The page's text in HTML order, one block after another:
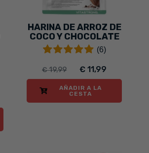
HARINA DE ARROZ DE
COCO Y CHOCOLATE
(6)
€ 19,99 € 11,99
AÑADIR A LA
CESTA